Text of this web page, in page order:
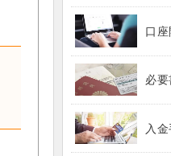
口
必
入